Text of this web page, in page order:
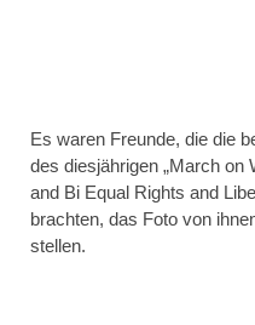
Es waren Freunde, die die
des diesjährigen „March on
and Bi Equal Rights and
brachten, das Foto von
stellen.